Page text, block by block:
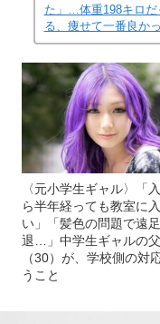
た」…体重198キロだ
る、痩せて一番良か
〈元小学生ギャル〉「
ら半年経っても教室に
い」「髪色の問題で遠
退…」中学生ギャルの
（30）が、学校側の対
うこと